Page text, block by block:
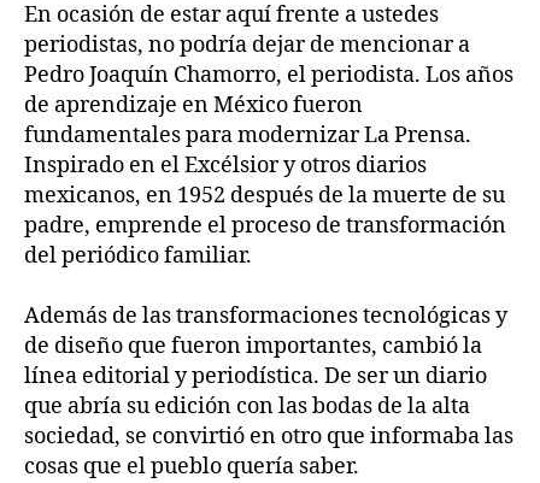
En ocasión de estar aquí frente a ustedes
periodistas, no podría dejar de mencionar a
Pedro Joaquín Chamorro, el periodista. Los años
de aprendizaje en México fueron
fundamentales para modernizar La Prensa.
Inspirado en el Excélsior y otros diarios
mexicanos, en 1952 después de la muerte de su
padre, emprende el proceso de transformación
del periódico familiar.
Además de las transformaciones tecnológicas y
de diseño que fueron importantes, cambió la
línea editorial y periodística. De ser un diario
que abría su edición con las bodas de la alta
sociedad, se convirtió en otro que informaba las
cosas que el pueblo quería saber.